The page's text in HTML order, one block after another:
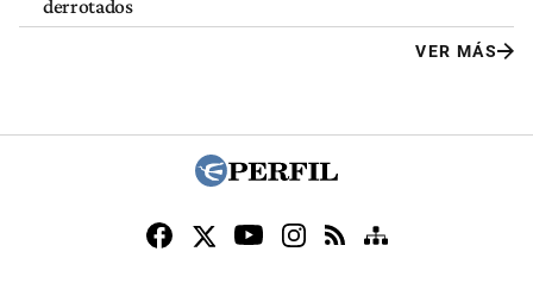
derrotados
VER MÁS